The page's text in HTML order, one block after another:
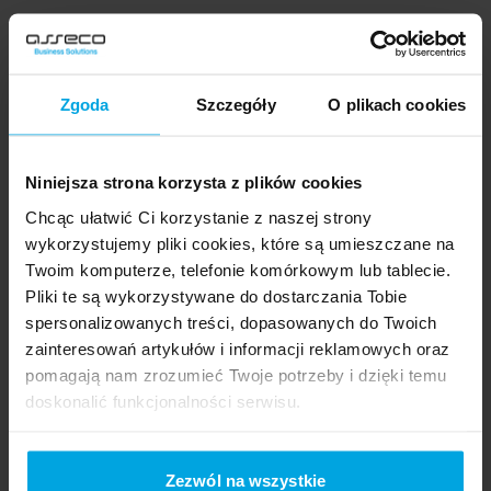
Zgoda Szczegóły O plikach cookies
Niniejsza strona korzysta z plików cookies
Chcąc ułatwić Ci korzystanie z naszej strony
wykorzystujemy pliki cookies, które są umieszczane na
Twoim komputerze, telefonie komórkowym lub tablecie.
Pliki te są wykorzystywane do dostarczania Tobie
spersonalizowanych treści, dopasowanych do Twoich
zainteresowań artykułów i informacji reklamowych oraz
pomagają nam zrozumieć Twoje potrzeby i dzięki temu
doskonalić funkcjonalności serwisu.
Część z plików jest niezbędna do prawidłowego działania
serwisu i jego funkcjonalności. Jeżeli nie wyrażasz
Zezwól na wszystkie
Podanie informacji w formularzu oraz wyrażenie zgody na otrzymywanie
treści marketingowych dotyczących towarów i usług drogą elektroniczną
otrzymania. Przed wyrażeniem zgody prosimy o zapoznanie się z
klauzulą informacyjną. * Pola wymagane
Imię*